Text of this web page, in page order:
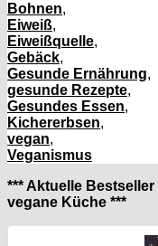
Bohnen,
Eiweiß,
Eiweißquelle,
Gebäck,
Gesunde Ernährung,
gesunde Rezepte,
Gesundes Essen,
Kichererbsen,
vegan,
Veganismus
*** Aktuelle
vegane Küche ***